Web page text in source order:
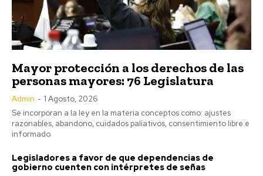
Mayor protección a los derechos de las
personas mayores: 76 Legislatura
Admin - 1 Agosto, 2026
Se incorporan a la ley en la materia conceptos como: ajustes
razonables, abandono, cuidados paliativos, consentimiento libre e
informado
Legisladores a favor de que dependencias de
gobierno cuenten con intérpretes de señas